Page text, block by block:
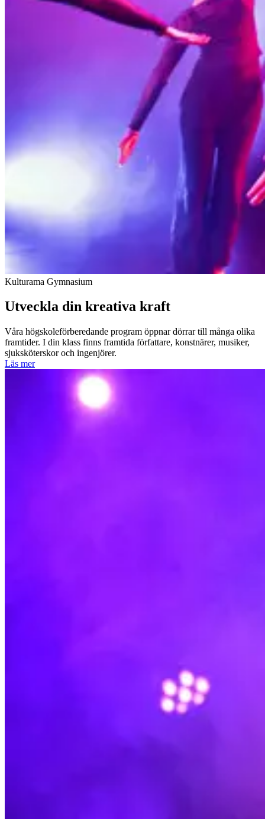
Kulturama Gymnasium
Utveckla din kreativa kraft
Våra högskoleförberedande program öppnar dörrar till många olika
framtider. I din klass finns framtida författare, konstnärer, musiker,
sjuksköterskor och ingenjörer.
Läs mer